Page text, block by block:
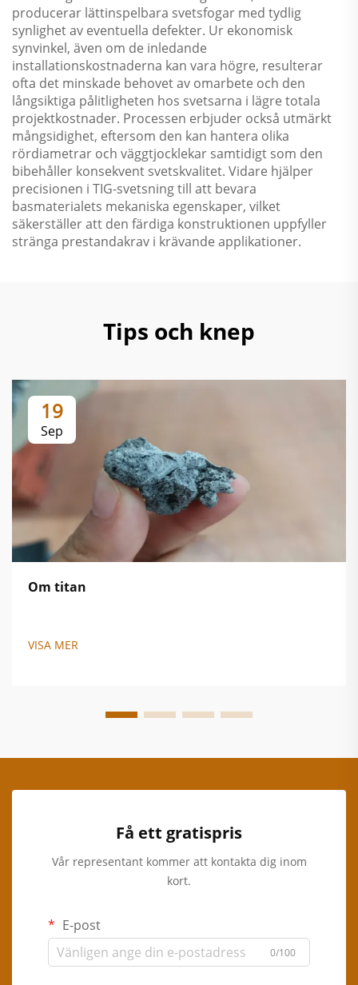
producerar lättinspelbara svetsfogar med tydlig
synlighet av eventuella defekter. Ur ekonomisk
synvinkel, även om de inledande
installationskostnaderna kan vara högre, resulterar
ofta det minskade behovet av omarbete och den
långsiktiga pålitligheten hos svetsarna i lägre totala
projektkostnader. Processen erbjuder också utmärkt
mångsidighet, eftersom den kan hantera olika
rördiametrar och väggtjocklekar samtidigt som den
bibehåller konsekvent svetskvalitet. Vidare hjälper
precisionen i TIG-svetsning till att bevara
basmaterialets mekaniska egenskaper, vilket
säkerställer att den färdiga konstruktionen uppfyller
stränga prestandakrav i krävande applikationer.
Tips och knep
19
Sep
Om titan
VISA MER
Få ett gratispris
Vår representant kommer att kontakta dig inom
kort.
E-post
0/100